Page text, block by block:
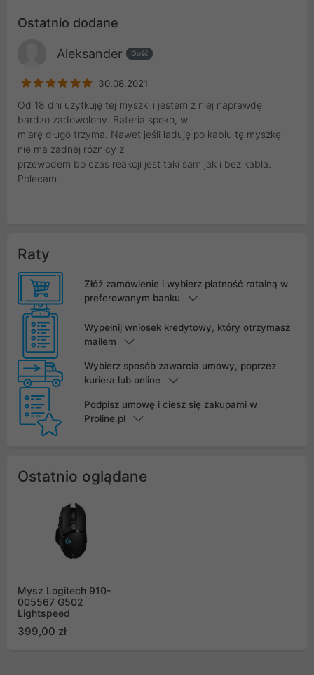
Ostatnio dodane
Aleksander Gość
30.08.2021
Od 18 dni użytkuję tej myszki i jestem z niej naprawdę
bardzo zadowolony. Bateria spoko, w
miarę długo trzyma. Nawet jeśli ładuję po kablu tę myszkę
nie ma żadnej różnicy z
przewodem bo czas reakcji jest taki sam jak i bez kabla.
Polecam.
Raty
Złóż zamówienie i wybierz płatność ratalną w
preferowanym banku
Wypełnij wniosek kredytowy, który otrzymasz
mailem
Wybierz sposób zawarcia umowy, poprzez
kuriera lub online
Podpisz umowę i ciesz się zakupami w
Proline.pl
Ostatnio oglądane
Mysz Logitech 910-
005567 G502
Lightspeed
399,00 zł